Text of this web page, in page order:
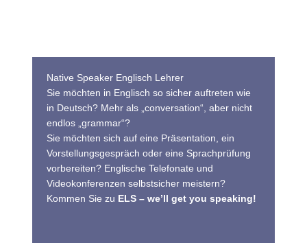
Native Speaker Englisch Lehrer
Sie möchten in Englisch so sicher auftreten wie
in Deutsch? Mehr als „conversation“, aber nicht
endlos „grammar“?
Sie möchten sich auf eine Präsentation, ein
Vorstellungsgespräch oder eine Sprachprüfung
vorbereiten? Englische Telefonate und
Videokonferenzen selbstsicher meistern?
Kommen Sie zu ELS – we’ll get you speaking!